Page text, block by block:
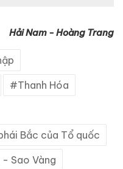
Hải Nam - Hoàng Trang
Thanh Hóa
Bắc của Tổ quốc
- Sao Vàng